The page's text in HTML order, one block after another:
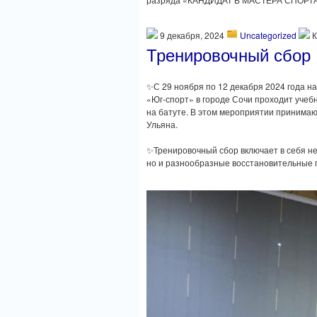
9 декабря, 2024 Uncategorized
Тренировочный сбор
✨С 29 ноября по 12 декабря 2024 года
«Юг-спорт» в городе Сочи проходит
на батуте. В этом мероприятии
Ульяна.
✨Тренировочный сбор включает в себя
но и разнообразные восстановительные